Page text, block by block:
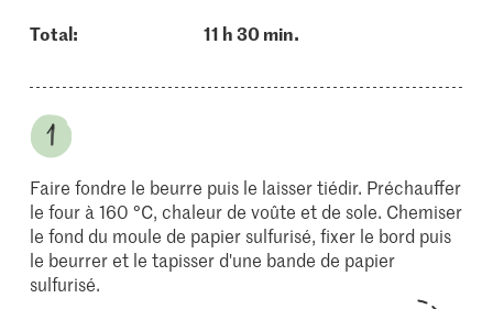
Total: 11 h 30 min.
Faire fondre le beurre puis le laisser tiédir. Préchauffer
le four à 160 °C, chaleur de voûte et de sole. Chemiser
le fond du moule de papier sulfurisé, fixer le bord puis
le beurrer et le tapisser d'une bande de papier
sulfurisé.